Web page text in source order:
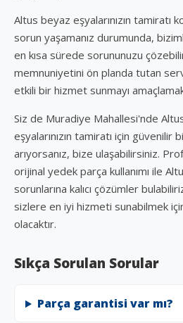
Altus beyaz eşyalarınızın tamiratı
sorun yaşamanız durumunda,
en kısa sürede sorununuzu
memnuniyetini ön planda tutan
etkili bir hizmet sunmayı
Siz de Muradiye Mahallesi'nde
eşyalarınızın tamiratı için güvenilir
arıyorsanız, bize ulaşabilirsiniz.
orijinal yedek parça kullanımı ile
sorunlarına kalıcı çözümler
sizlere en iyi hizmeti sunabilmek
olacaktır.
Sıkça Sorulan Sorular
Parça garantisi var mı?